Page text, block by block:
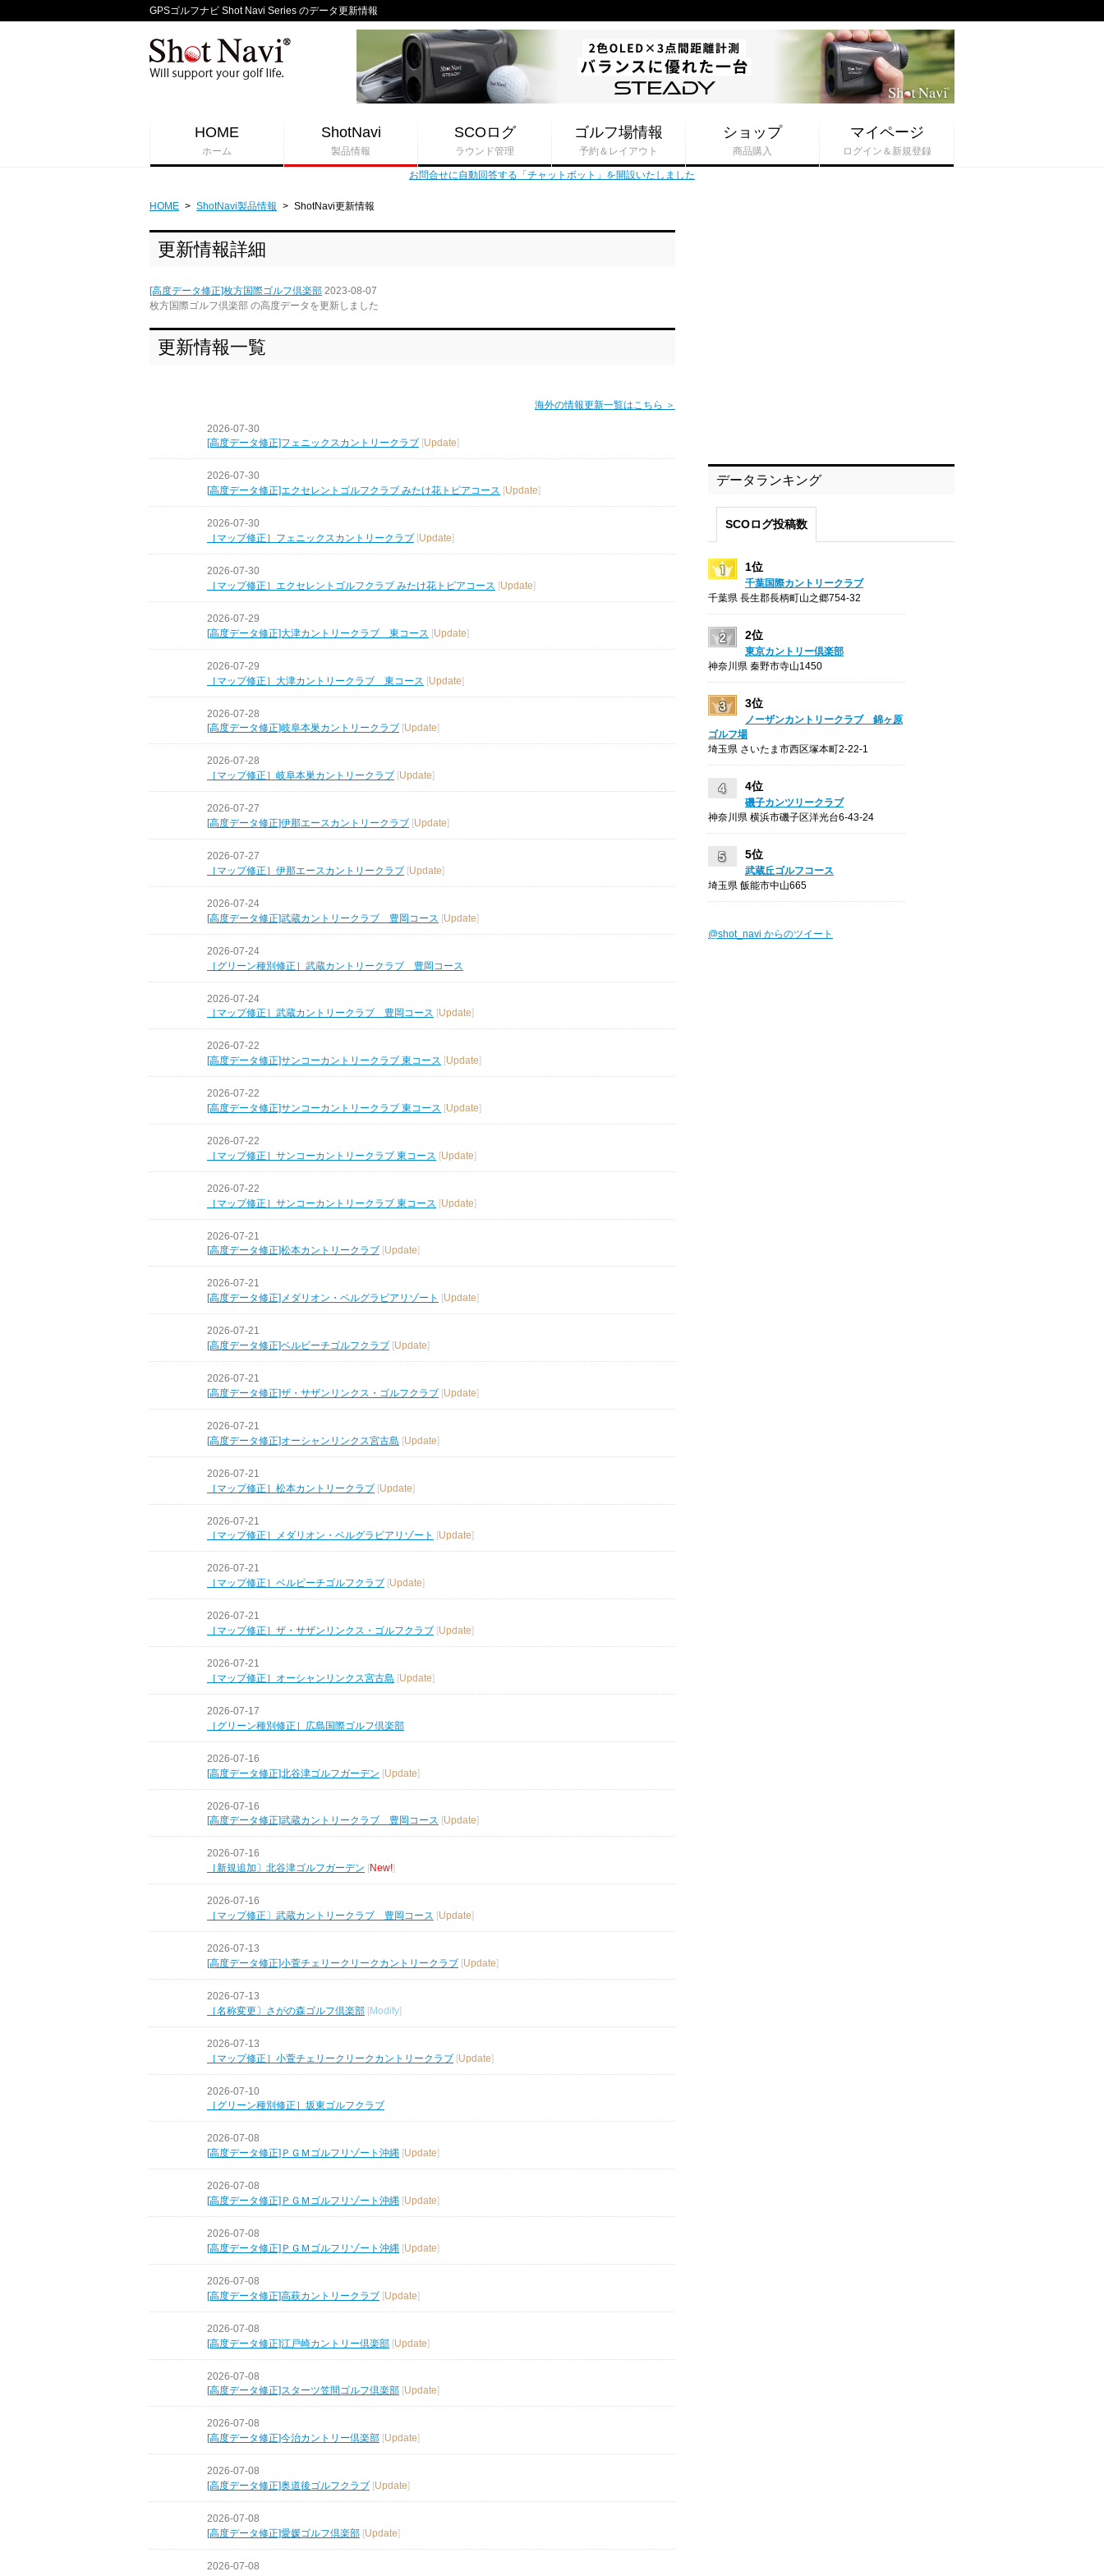
GPSゴルフナビ Shot Navi Series のデータ更新情報
HOME
ホーム
ShotNavi
製品情報
SCOログ
ラウンド管理
ゴルフ場情報
予約＆レイアウト
ショップ
商品購入
マイページ
ログイン＆新規登録
お問合せに自動回答する「チャットボット」を開設いたしました
HOME > ShotNavi製品情報 > ShotNavi更新情報
更新情報詳細
[高度データ修正]枚方国際ゴルフ倶楽部 2023-08-07
枚方国際ゴルフ倶楽部 の高度データを更新しました
更新情報一覧
海外の情報更新一覧はこちら ＞
2026-07-30
[高度データ修正]フェニックスカントリークラブ [Update]
2026-07-30
[高度データ修正]エクセレントゴルフクラブ みたけ花トピアコース [Update]
2026-07-30
［マップ修正］フェニックスカントリークラブ [Update]
2026-07-30
［マップ修正］エクセレントゴルフクラブ みたけ花トピアコース [Update]
2026-07-29
[高度データ修正]大津カントリークラブ 東コース [Update]
2026-07-29
［マップ修正］大津カントリークラブ 東コース [Update]
2026-07-28
[高度データ修正]岐阜本巣カントリークラブ [Update]
2026-07-28
［マップ修正］岐阜本巣カントリークラブ [Update]
2026-07-27
[高度データ修正]伊那エースカントリークラブ [Update]
2026-07-27
［マップ修正］伊那エースカントリークラブ [Update]
2026-07-24
[高度データ修正]武蔵カントリークラブ 豊岡コース [Update]
2026-07-24
［グリーン種別修正］武蔵カントリークラブ 豊岡コース
2026-07-24
［マップ修正］武蔵カントリークラブ 豊岡コース [Update]
2026-07-22
[高度データ修正]サンコーカントリークラブ 東コース [Update]
2026-07-22
[高度データ修正]サンコーカントリークラブ 東コース [Update]
2026-07-22
［マップ修正］サンコーカントリークラブ 東コース [Update]
2026-07-22
［マップ修正］サンコーカントリークラブ 東コース [Update]
2026-07-21
[高度データ修正]松本カントリークラブ [Update]
2026-07-21
[高度データ修正]メダリオン・ベルグラビアリゾート [Update]
2026-07-21
[高度データ修正]ベルビーチゴルフクラブ [Update]
2026-07-21
[高度データ修正]ザ・サザンリンクス・ゴルフクラブ [Update]
2026-07-21
[高度データ修正]オーシャンリンクス宮古島 [Update]
2026-07-21
［マップ修正］松本カントリークラブ [Update]
2026-07-21
［マップ修正］メダリオン・ベルグラビアリゾート [Update]
2026-07-21
［マップ修正］ベルビーチゴルフクラブ [Update]
2026-07-21
［マップ修正］ザ・サザンリンクス・ゴルフクラブ [Update]
2026-07-21
［マップ修正］オーシャンリンクス宮古島 [Update]
2026-07-17
［グリーン種別修正］広島国際ゴルフ倶楽部
2026-07-16
[高度データ修正]北谷津ゴルフガーデン [Update]
2026-07-16
[高度データ修正]武蔵カントリークラブ 豊岡コース [Update]
2026-07-16
［新規追加〕北谷津ゴルフガーデン [New!]
2026-07-16
［マップ修正〕武蔵カントリークラブ 豊岡コース [Update]
2026-07-13
[高度データ修正]小萱チェリークリークカントリークラブ [Update]
2026-07-13
［名称変更〕さがの森ゴルフ倶楽部 [Modify]
2026-07-13
［マップ修正］小萱チェリークリークカントリークラブ [Update]
2026-07-10
［グリーン種別修正］坂東ゴルフクラブ
2026-07-08
[高度データ修正]ＰＧＭゴルフリゾート沖縄 [Update]
2026-07-08
[高度データ修正]ＰＧＭゴルフリゾート沖縄 [Update]
2026-07-08
[高度データ修正]ＰＧＭゴルフリゾート沖縄 [Update]
2026-07-08
[高度データ修正]高萩カントリークラブ [Update]
2026-07-08
[高度データ修正]江戸崎カントリー倶楽部 [Update]
2026-07-08
[高度データ修正]スターツ笠間ゴルフ倶楽部 [Update]
2026-07-08
[高度データ修正]今治カントリー倶楽部 [Update]
2026-07-08
[高度データ修正]奥道後ゴルフクラブ [Update]
2026-07-08
[高度データ修正]愛媛ゴルフ倶楽部 [Update]
2026-07-08
データランキング
SCOログ投稿数
1位
千葉国際カントリークラブ
千葉県 長生郡長柄町山之郷754-32
2位
東京カントリー倶楽部
神奈川県 秦野市寺山1450
3位
ノーザンカントリークラブ 錦ヶ原
ゴルフ場
埼玉県 さいたま市西区塚本町2-22-1
4位
磯子カンツリークラブ
神奈川県 横浜市磯子区洋光台6-43-24
5位
武蔵丘ゴルフコース
埼玉県 飯能市中山665
@shot_navi からのツイート